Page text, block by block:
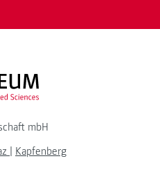
FH JOANNEUM Logo
mbH
Kapfenberg